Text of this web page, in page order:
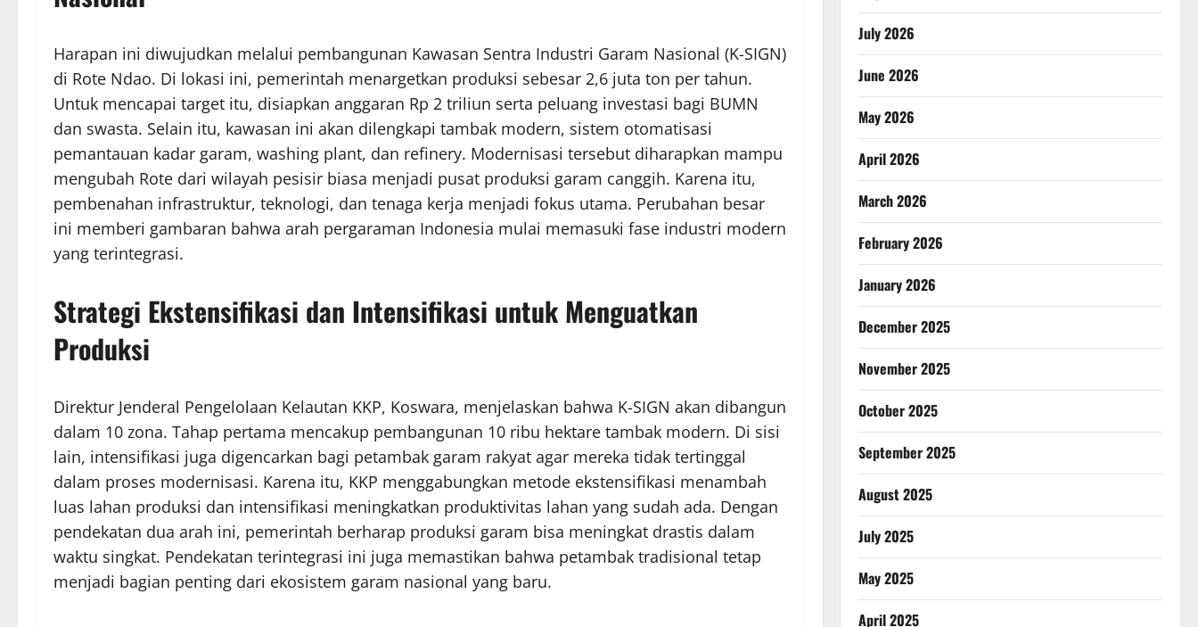
Harapan ini diwujudkan melalui pembangunan Kawasan Sentra Industri Garam Nasional (K-SIGN)
di Rote Ndao. Di lokasi ini, pemerintah menargetkan produksi sebesar 2,6 juta ton per tahun.
Untuk mencapai target itu, disiapkan anggaran Rp 2 triliun serta peluang investasi bagi BUMN
dan swasta. Selain itu, kawasan ini akan dilengkapi tambak modern, sistem otomatisasi
pemantauan kadar garam, washing plant, dan refinery. Modernisasi tersebut diharapkan mampu
mengubah Rote dari wilayah pesisir biasa menjadi pusat produksi garam canggih. Karena itu,
pembenahan infrastruktur, teknologi, dan tenaga kerja menjadi fokus utama. Perubahan besar
ini memberi gambaran bahwa arah pergaraman Indonesia mulai memasuki fase industri modern
yang terintegrasi.
Strategi Ekstensifikasi dan Intensifikasi untuk Menguatkan
Produksi
Direktur Jenderal Pengelolaan Kelautan KKP, Koswara, menjelaskan bahwa K-SIGN akan dibangun
dalam 10 zona. Tahap pertama mencakup pembangunan 10 ribu hektare tambak modern. Di sisi
lain, intensifikasi juga digencarkan bagi petambak garam rakyat agar mereka tidak tertinggal
dalam proses modernisasi. Karena itu, KKP menggabungkan metode ekstensifikasi menambah
luas lahan produksi dan intensifikasi meningkatkan produktivitas lahan yang sudah ada. Dengan
pendekatan dua arah ini, pemerintah berharap produksi garam bisa meningkat drastis dalam
waktu singkat. Pendekatan terintegrasi ini juga memastikan bahwa petambak tradisional tetap
menjadi bagian penting dari ekosistem garam nasional yang baru.
July 2026
June 2026
May 2026
April 2026
March 2026
February 2026
January 2026
December 2025
November 2025
October 2025
September 2025
August 2025
July 2025
May 2025
April 2025